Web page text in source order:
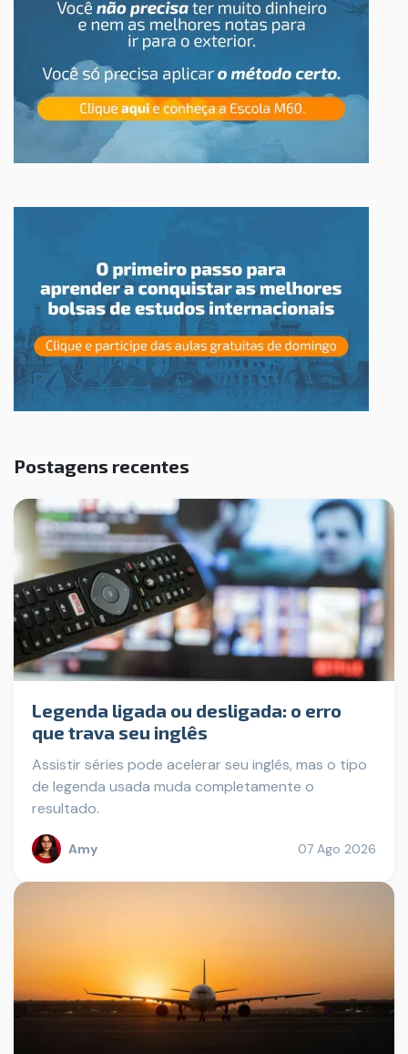
Postagens recentes
Legenda ligada ou desligada: o erro
que trava seu inglês
Assistir séries pode acelerar seu inglês, mas o tipo
de legenda usada muda completamente o
resultado.
Amy 07 Ago 2026